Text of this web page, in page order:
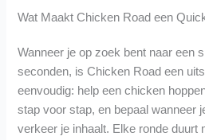
Wat Maakt Chicken Road een
Wanneer je op zoek bent naar een
seconden, is Chicken Road een
eenvoudig: help een chicken
stap voor stap, en bepaal wanneer
verkeer je inhaalt. Elke ronde duurt